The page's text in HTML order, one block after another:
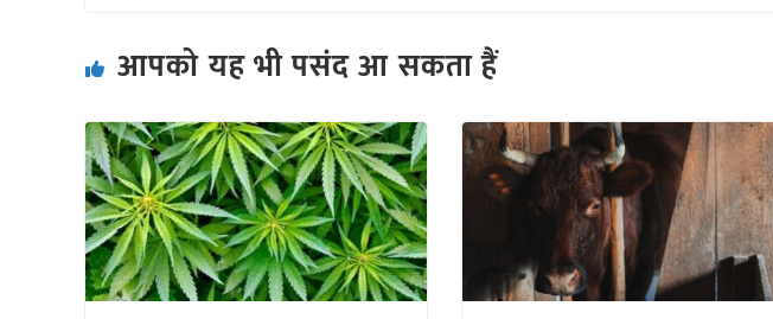
आपको यह भी पसंद आ सकता हैं